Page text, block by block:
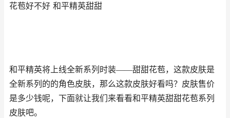
花苞好不好 和平精英甜甜
和平精英将上线全新系列时装——甜甜花苞，这款皮肤是
全新系列的的角色皮肤，那么这款皮肤好看吗？皮肤售价
是多少钱呢，下面就让我们来看看和平精英甜甜花苞系列
皮肤吧。